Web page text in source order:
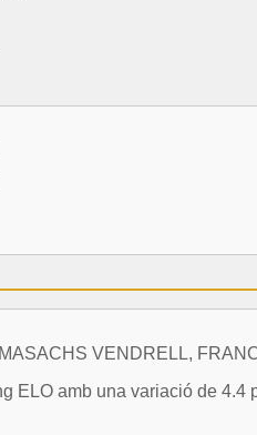
VENDRELL,
ELO amb una variació de 4.4